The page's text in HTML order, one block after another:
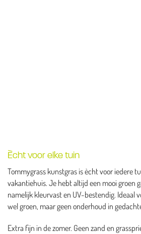
Ècht voor elke tuin
Tommygrass kunstgras is ècht voor iedere
vakantiehuis. Je hebt altijd een mooi groen
namelijk kleurvast en UV-bestendig. Ideaal
wel groen, maar geen onderhoud in
Extra fijn in de zomer. Geen zand en